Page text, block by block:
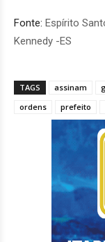
Fonte: Espírito
Kennedy -ES
TAGS assinam
ordens
prefeito